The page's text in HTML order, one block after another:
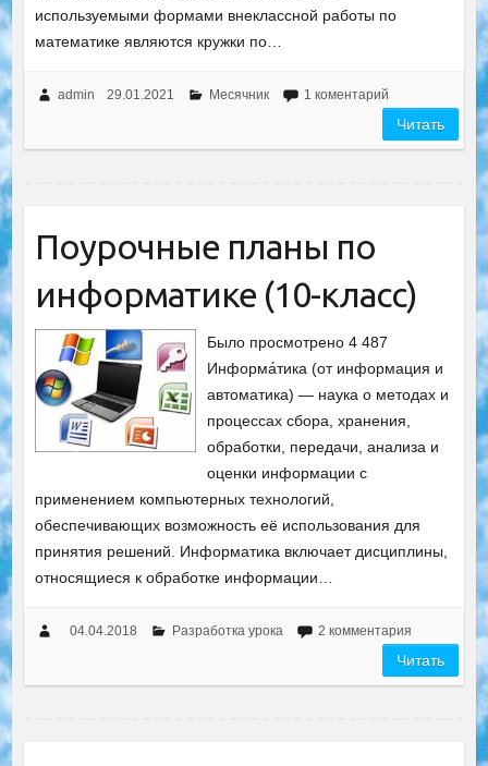
используемыми формами внеклассной работы по
математике являются кружки по…
admin 29.01.2021 Месячник 1 коментарий
Читать
Поурочные планы по
информатике (10-класс)
Было просмотрено 4 487
Информа́тика (от информация и
автоматика) — наука о методах и
процессах сбора, хранения,
обработки, передачи, анализа и
оценки информации с
применением компьютерных технологий,
обеспечивающих возможность её использования для
принятия решений. Информатика включает дисциплины,
относящиеся к обработке информации…
04.04.2018 Разработка урока 2 комментария
Читать